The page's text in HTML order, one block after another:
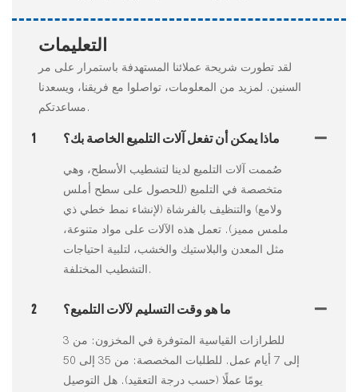
التعليمات
لقد تطورت شريحة عملائنا المستهدفة باستمرار على مر
السنين. لمزيد من المعلومات، تواصلوا مع فريقنا، ويسعدنا
مساعدتكم.
1 ماذا يمكن أن تفعل آلات التلميع الخاصة بك؟
صُممت آلات التلميع لدينا لتشطيب الأسطح، وهي
متخصصة في التلميع (للحصول على سطح أملس
ولامع) والتنظيف بالفرشاة (لإنشاء نمط خطي ذي
ملمس مميز). تعمل هذه الآلات على مواد متنوعة،
مثل المعدن والبلاستيك والخشب، لتلبية احتياجات
التشطيب المختلفة.
2 ما هو وقت التسليم لآلات التلميع؟
للطرازات القياسية المتوفرة في المخزون: من 3
إلى 7 أيام عمل. للطلبات المخصصة: من 35 إلى 50
يومًا عملًا (حسب درجة التعقيد). هل التوصيل